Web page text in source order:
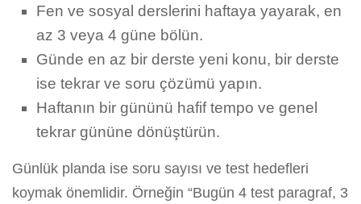
Fen ve sosyal derslerini haftaya yayarak, en
az 3 veya 4 güne bölün.
Günde en az bir derste yeni konu, bir derste
ise tekrar ve soru çözümü yapın.
Haftanın bir gününü hafif tempo ve genel
tekrar gününe dönüştürün.
Günlük planda ise soru sayısı ve test hedefleri
koymak önemlidir. Örneğin “Bugün 4 test paragraf, 3